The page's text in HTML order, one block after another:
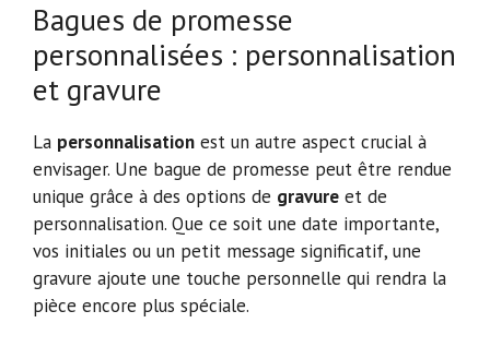
Bagues de promesse
personnalisées : personnalisation
et gravure
La personnalisation est un autre aspect crucial à
envisager. Une bague de promesse peut être rendue
unique grâce à des options de gravure et de
personnalisation. Que ce soit une date importante,
vos initiales ou un petit message significatif, une
gravure ajoute une touche personnelle qui rendra la
pièce encore plus spéciale.